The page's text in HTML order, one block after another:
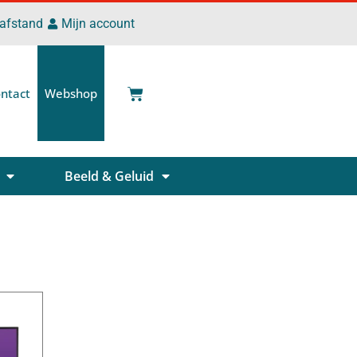
Mijn account
Webshop
Beeld & Geluid